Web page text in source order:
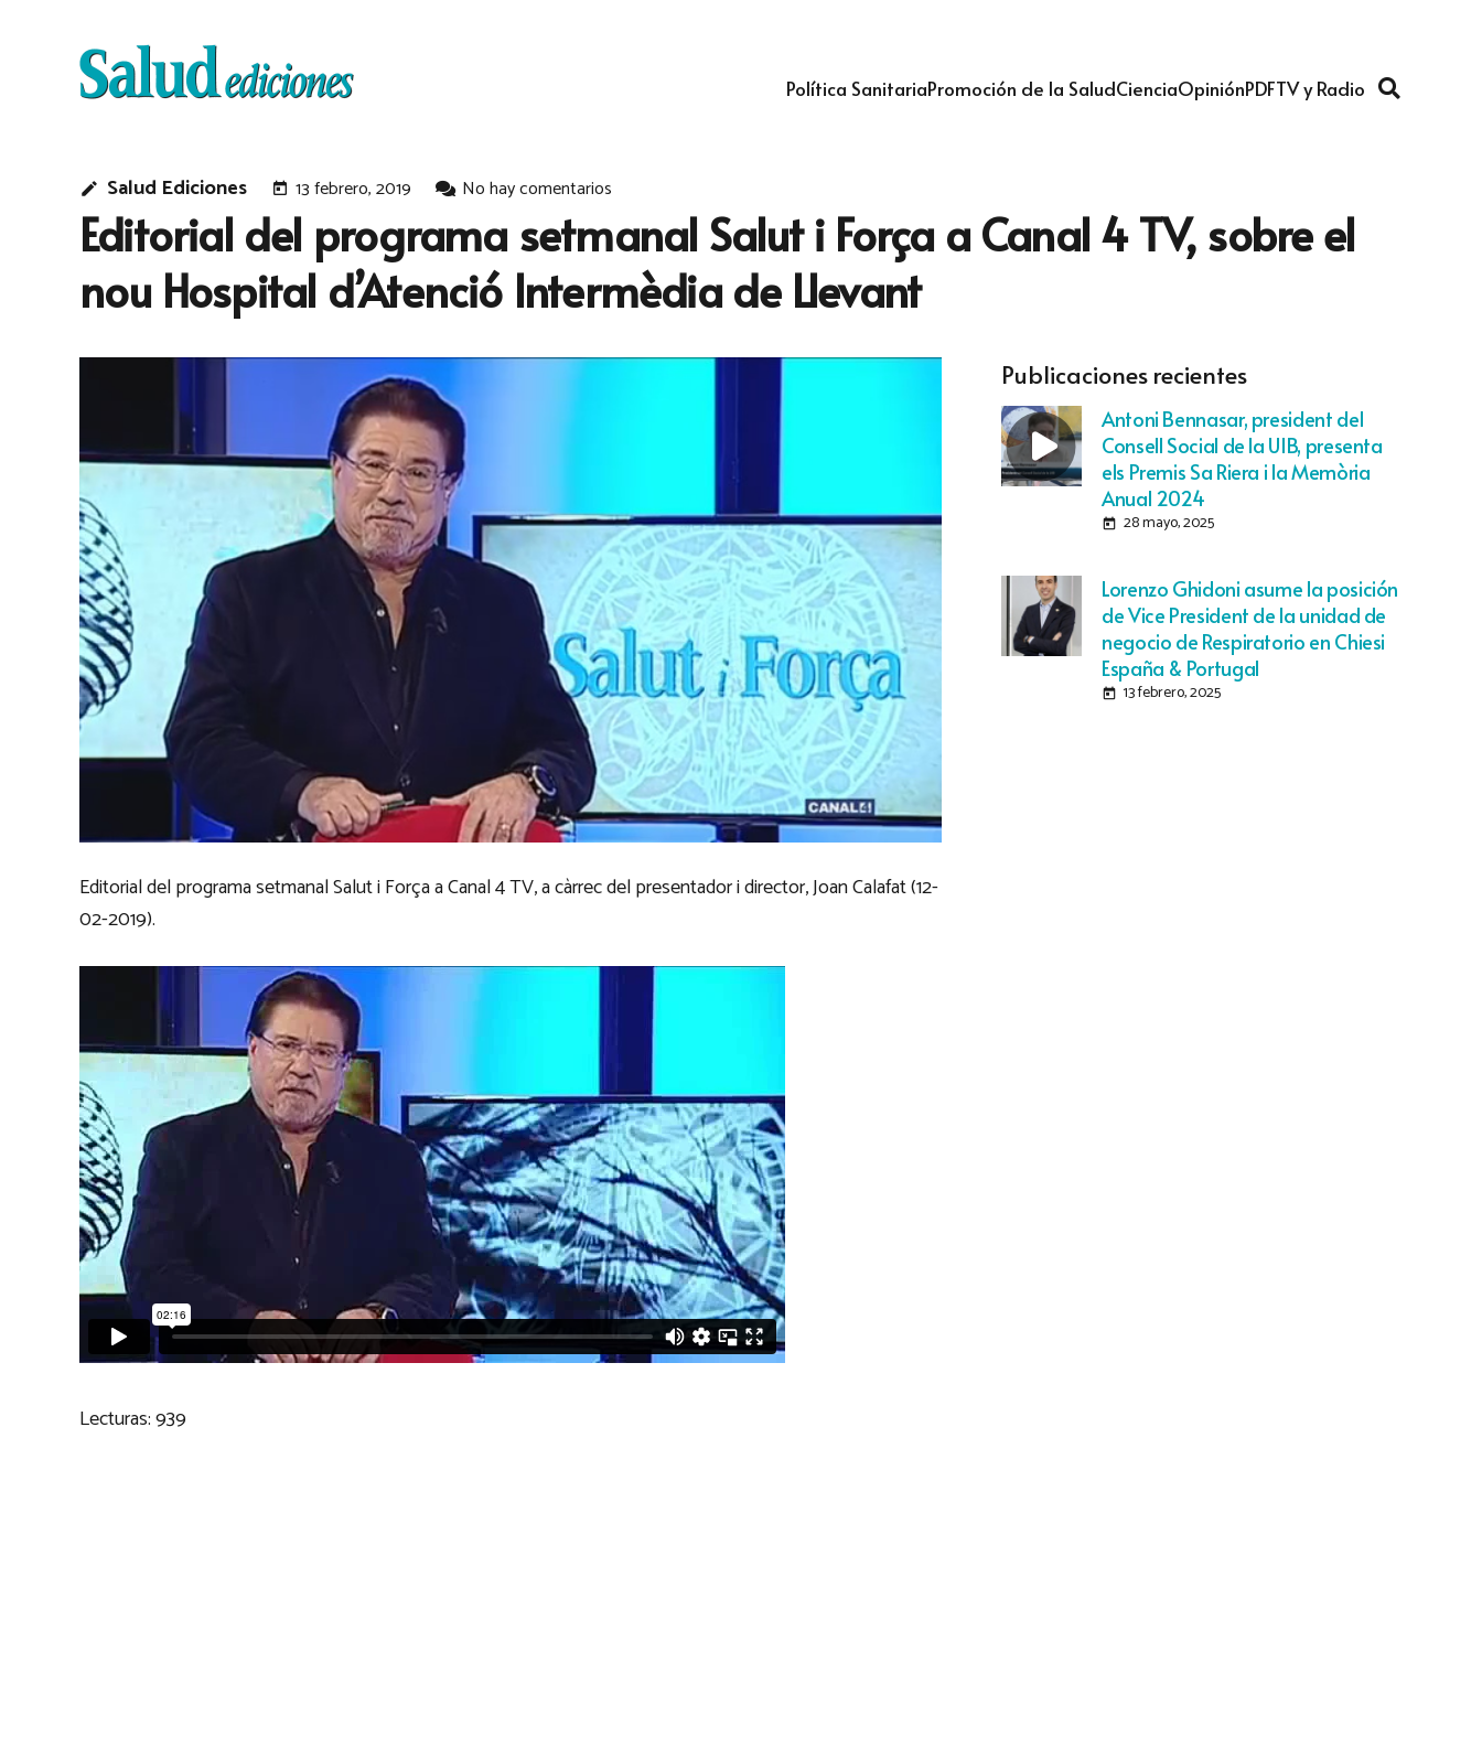
Política SanitariaPromoción de la SaludCienciaOpiniónPDFTV y Radio
edit Salud Ediciones today 13 febrero, 2019 No hay comentarios
Editorial del programa setmanal Salut i Força a Canal 4 TV, sobre el
nou Hospital d’Atenció Intermèdia de Llevant
Editorial del programa setmanal Salut i Força a Canal 4 TV, a càrrec del presentador i director, Joan Calafat (12-
02-2019).
Lecturas:939
Publicaciones recientes
Antoni Bennasar, president del
Consell Social de la UIB, presenta
els Premis Sa Riera i la Memòria
Anual 2024
today 28 mayo, 2025
Lorenzo Ghidoni asume la posición
de Vice President de la unidad de
negocio de Respiratorio en Chiesi
España & Portugal
today 13 febrero, 2025